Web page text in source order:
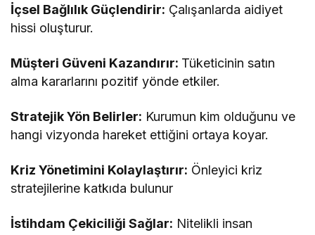
İçsel Bağlılık Güçlendirir: Çalışanlarda aidiyet
hissi oluşturur.
Müşteri Güveni Kazandırır: Tüketicinin satın
alma kararlarını pozitif yönde etkiler.
Stratejik Yön Belirler: Kurumun kim olduğunu ve
hangi vizyonda hareket ettiğini ortaya koyar.
Kriz Yönetimini Kolaylaştırır: Önleyici kriz
stratejilerine katkıda bulunur
İstihdam Çekiciliği Sağlar: Nitelikli insan